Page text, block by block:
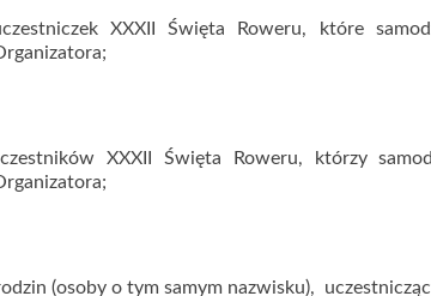
XXXII Święta Roweru, które
XXXII Święta Roweru, którzy
(osoby o tym samym nazwisku),